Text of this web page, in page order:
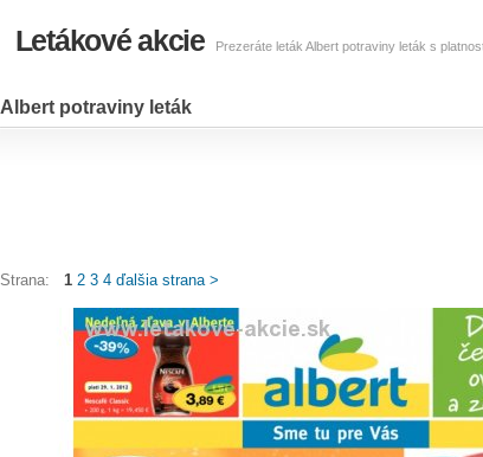
Letákové akcie Prezeráte leták Albert potraviny leták s
Albert potraviny leták
Strana: 1 2 3 4 ďalšia strana >